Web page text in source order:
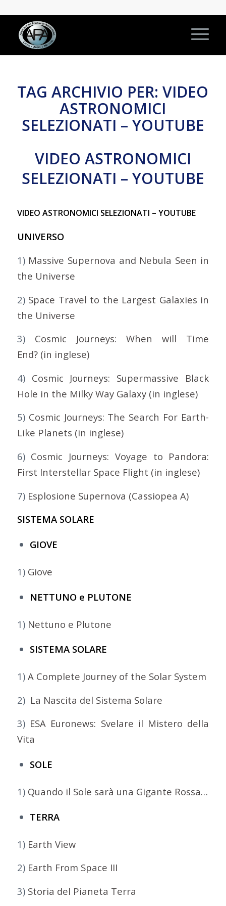
TAG ARCHIVIO PER:VIDEO
ASTRONOMICI
SELEZIONATI – YOUTUBE
VIDEO ASTRONOMICI
SELEZIONATI – YOUTUBE
VIDEO ASTRONOMICI SELEZIONATI – YOUTUBE
UNIVERSO
1) Massive Supernova and Nebula Seen in
the Universe
2) Space Travel to the Largest Galaxies in
the Universe
3) Cosmic Journeys: When will Time
End? (in inglese)
4) Cosmic Journeys: Supermassive Black
Hole in the Milky Way Galaxy (in inglese)
5) Cosmic Journeys: The Search For Earth-
Like Planets (in inglese)
6) Cosmic Journeys: Voyage to Pandora:
First Interstellar Space Flight (in inglese)
7) Esplosione Supernova (Cassiopea A)
SISTEMA SOLARE
GIOVE
1) Giove
NETTUNO e PLUTONE
1) Nettuno e Plutone
SISTEMA SOLARE
1) A Complete Journey of the Solar System
2) La Nascita del Sistema Solare
3) ESA Euronews: Svelare il Mistero della
Vita
SOLE
1) Quando il Sole sarà una Gigante Rossa…
TERRA
1) Earth View
2) Earth From Space III
3) Storia del Pianeta Terra